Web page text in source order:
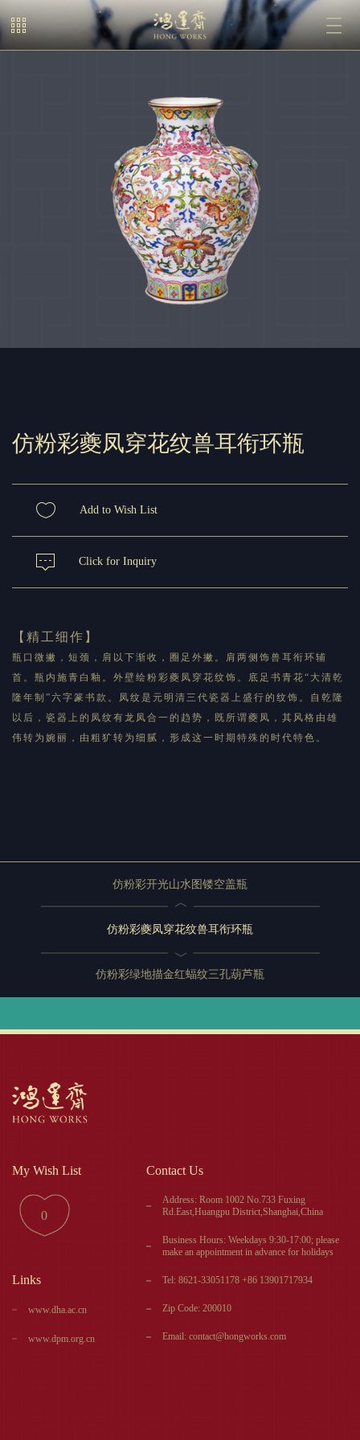
仿粉彩夔凤穿花纹兽耳衔环瓶
Add to Wish List
Click for Inquiry
【精工细作】
瓶口微撇，短颈，肩以下渐收，圈足外撇。肩两侧饰兽耳衔环辅
首。瓶内施青白釉。外壁绘粉彩夔凤穿花纹饰。底足书青花“ 大清乾
隆年制 ”六字篆书款。凤纹是元明清三代瓷器上盛行的纹饰。自乾隆
以后，瓷器上的凤纹有龙凤合一的趋势，既所谓夔凤，其风格由雄
伟转为婉丽，由粗犷转为细腻，形成这一时期特殊的时代特色。
仿粉彩开光山水图镂空盖瓶
仿粉彩夔凤穿花纹兽耳衔环瓶
仿粉彩绿地描金红蝠纹三孔葫芦瓶
My Wish List
0
Links
www.dha.ac.cn
www.dpm.org.cn
Contact Us
Address: Room 1002 No.733 Fuxing
Rd.East,Huangpu District,Shanghai,China
Business Hours: Weekdays 9:30-17:00; please
make an appointment in advance for holidays
Tel: 8621-33051178 +86 13901717934
Zip Code: 200010
Email: contact@hongworks.com